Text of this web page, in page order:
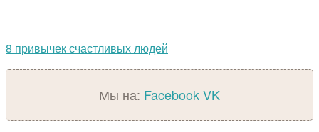
8 привычек счастливых людей
Мы на: FacebookVK